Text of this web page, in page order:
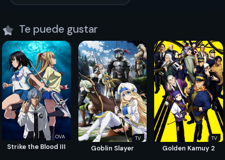
Te puede gustar
OVA
Strike the Blood III
TV
Goblin Slayer
TV
Golden Kamuy 2